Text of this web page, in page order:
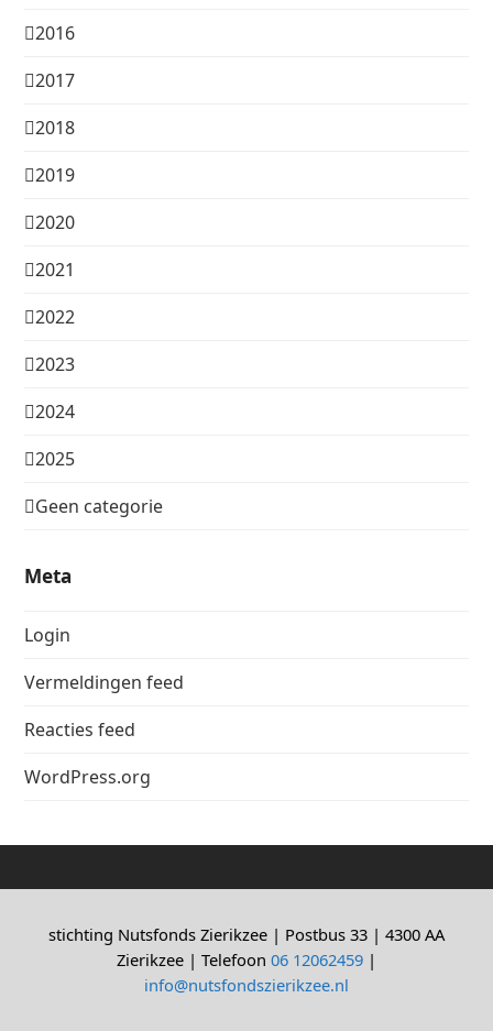
2016
2017
2018
2019
2020
2021
2022
2023
2024
2025
Geen categorie
Meta
Login
Vermeldingen feed
Reacties feed
WordPress.org
stichting Nutsfonds Zierikzee | Postbus 33 | 4300 AA
Zierikzee | Telefoon 06 12062459 |
info@nutsfondszierikzee.nl